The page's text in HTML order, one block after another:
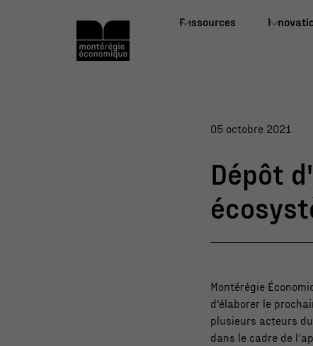
Ressources
05 octobre 2021
Dépôt
Montérégie
d'élaborer le
plusieurs acteurs
dans le cadre de